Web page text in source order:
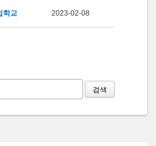
학교 2023-02-08
검색